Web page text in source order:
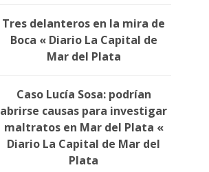
Tres delanteros en la mira de
Boca « Diario La Capital de
Mar del Plata
Caso Lucía Sosa: podrían
abrirse causas para investigar
maltratos en Mar del Plata «
Diario La Capital de Mar del
Plata